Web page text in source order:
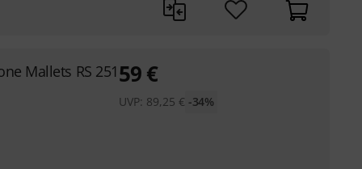
Mallets RS 251 59€
UVP: 89,25 € -34%